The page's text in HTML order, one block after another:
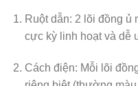
Ruột dẫn: 2 lõi đồng ủ
cực kỳ linh hoạt và dễ
Cách điện: Mỗi lõi